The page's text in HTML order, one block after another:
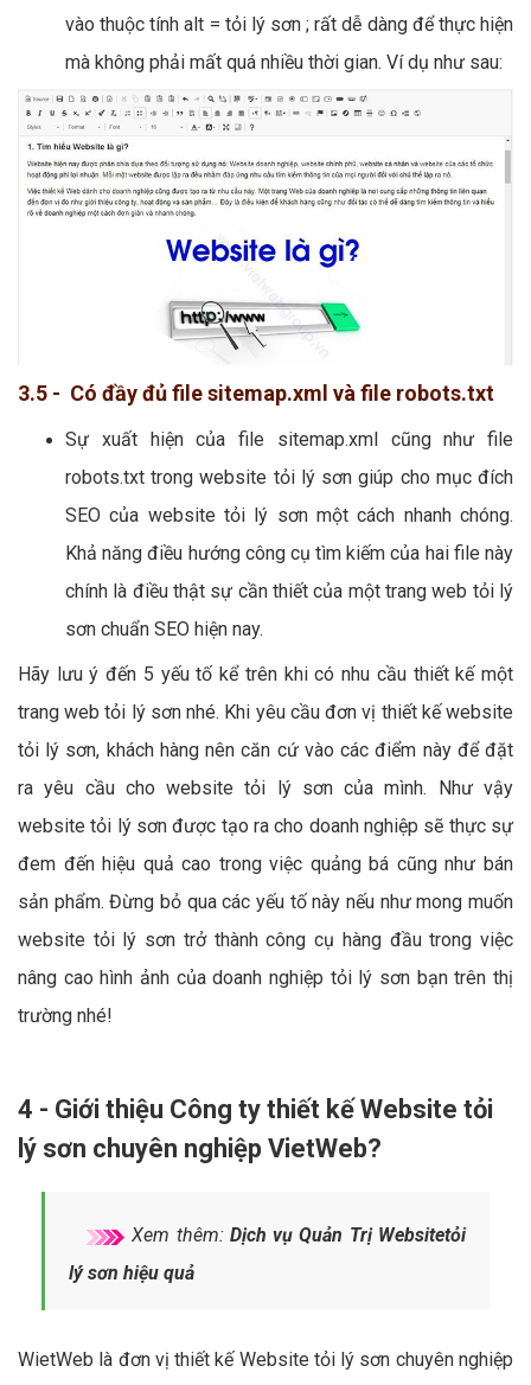
vào thuộc tính alt = tỏi lý sơn ; rất dễ dàng để thực hiện
mà không phải mất quá nhiều thời gian. Ví dụ như sau:
3.5 - Có đầy đủ file sitemap.xml và file robots.txt
Sự xuất hiện của file sitemap.xml cũng như file
robots.txt trong website tỏi lý sơn giúp cho mục đích
SEO của website tỏi lý sơn một cách nhanh chóng.
Khả năng điều hướng công cụ tìm kiếm của hai file này
chính là điều thật sự cần thiết của một trang web tỏi lý
sơn chuẩn SEO hiện nay.
Hãy lưu ý đến 5 yếu tố kể trên khi có nhu cầu thiết kế một
trang web tỏi lý sơn nhé. Khi yêu cầu đơn vị thiết kế website
tỏi lý sơn, khách hàng nên căn cứ vào các điểm này để đặt
ra yêu cầu cho website tỏi lý sơn của mình. Như vậy
website tỏi lý sơn được tạo ra cho doanh nghiệp sẽ thực sự
đem đến hiệu quả cao trong việc quảng bá cũng như bán
sản phẩm. Đừng bỏ qua các yếu tố này nếu như mong muốn
website tỏi lý sơn trở thành công cụ hàng đầu trong việc
nâng cao hình ảnh của doanh nghiệp tỏi lý sơn bạn trên thị
trường nhé!
4 - Giới thiệu Công ty thiết kế Website tỏi
lý sơn chuyên nghiệp VietWeb?
Xem thêm: Dịch vụ Quản Trị Websitetỏi
lý sơn hiệu quả
WietWeb là đơn vị thiết kế Website tỏi lý sơn chuyên nghiệp